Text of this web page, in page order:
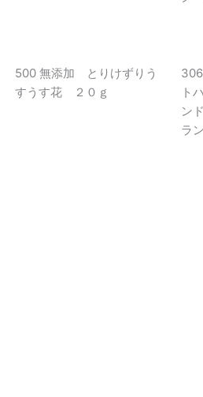
500 無添加 とりけずりう
すうす花 ２０ｇ
ト
ン
ラ